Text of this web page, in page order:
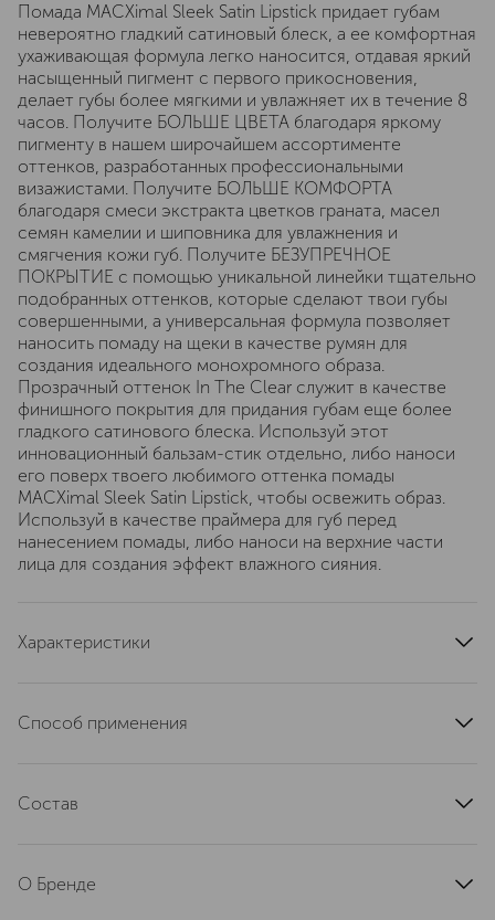
Помада MACXimal Sleek Satin Lipstick придает губам
невероятно гладкий сатиновый блеск, а ее комфортная
ухаживающая формула легко наносится, отдавая яркий
насыщенный пигмент с первого прикосновения,
делает губы более мягкими и увлажняет их в течение 8
часов. Получите БОЛЬШЕ ЦВЕТА благодаря яркому
пигменту в нашем широчайшем ассортименте
оттенков, разработанных профессиональными
визажистами. Получите БОЛЬШЕ КОМФОРТА
благодаря смеси экстракта цветков граната, масел
семян камелии и шиповника для увлажнения и
смягчения кожи губ. Получите БЕЗУПРЕЧНОЕ
ПОКРЫТИЕ с помощью уникальной линейки тщательно
подобранных оттенков, которые сделают твои губы
совершенными, а универсальная формула позволяет
наносить помаду на щеки в качестве румян для
создания идеального монохромного образа.
Прозрачный оттенок In The Clear служит в качестве
финишного покрытия для придания губам еще более
гладкого сатинового блеска. Используй этот
инновационный бальзам-стик отдельно, либо наноси
его поверх твоего любимого оттенка помады
MACXimal Sleek Satin Lipstick, чтобы освежить образ.
Используй в качестве праймера для губ перед
нанесением помады, либо наноси на верхние части
лица для создания эффект влажного сияния.
Характеристики
Способ применения
М.А.С Lip Pencil в тон помады. ДЕМАКИЯЖ: Сделай
Состав
Synthetic Wax, Diisostearyl Malate, Vp/Hexadecene
О Бренде